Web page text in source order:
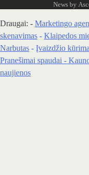
News by
Draugai: - Marketingo
skenavimas - Klaipedos
Narbutas - Įvaizdžio
Pranešimai spaudai -
naujienos